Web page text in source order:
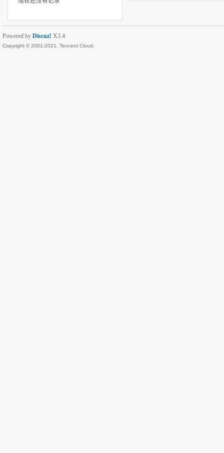
Powered by Discuz! X3.4
Copyright © 2001-2021, Tencent Cloud.